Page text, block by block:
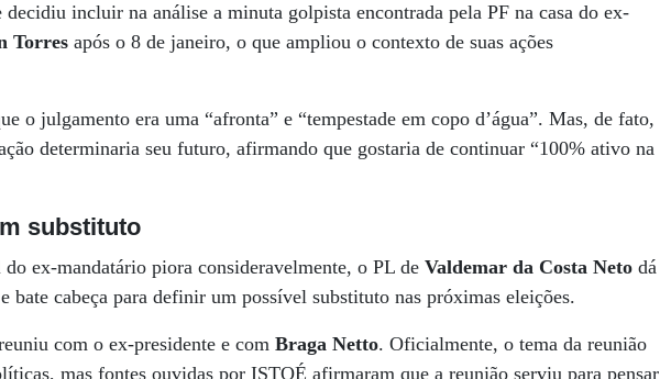
incluir na análise a minuta golpista encontrada pela PF na casa do ex-
Torres após o 8 de janeiro, o que ampliou o contexto de suas ações
o julgamento era uma “afronta” e “tempestade em copo d’água”. Mas, de fato,
determinaria seu futuro, afirmando que gostaria de continuar “100% ativo na
substituto
ex-mandatário piora consideravelmente, o PL deValdemar da Costa Neto dá
bate cabeça para definir um possível substituto nas próximas eleições.
com o ex-presidente e comBraga Netto. Oficialmente, o tema da reunião
mas fontes ouvidas por ISTOÉ afirmaram que a reunião serviu para pensar